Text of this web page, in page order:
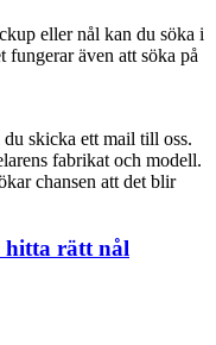
eller nål kan du söka i
även att söka på
skicka ett mail till oss.
fabrikat och modell.
chansen att det blir
rätt nål